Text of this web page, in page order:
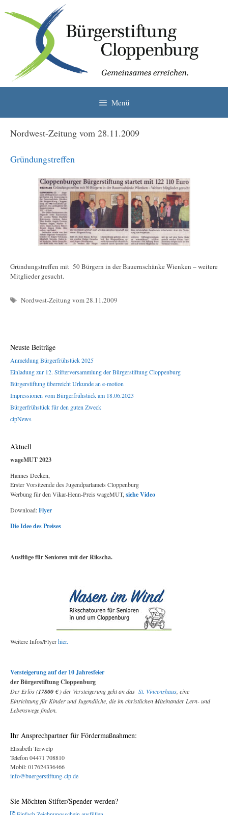
Inhalt
springen
Menü
Nordwest-Zeitung vom 28.11.2009
Gründungstreffen
Gründungstreffen mit 50 Bürgern in der Bauernschänke Wienken – weitere
Mitglieder gesucht.
Schlagwörter
Nordwest-Zeitung vom 28.11.2009
Neuste Beiträge
Anmeldung Bürgerfrühstück 2025
Einladung zur 12. Stifterversammlung der Bürgerstiftung Cloppenburg
Bürgerstiftung überreicht Urkunde an e-motion
Impressionen vom Bürgerfrühstück am 18.06.2023
Bürgerfrühstück für den guten Zweck
clpNews
Aktuell
wageMUT 2023
Hannes Deeken,
Erster Vorsitzende des Jugendparlamets Cloppenburg
Werbung für den Vikar-Henn-Preis wageMUT, siehe Video
Download:Flyer
Die Idee des Preises
Ausflüge für Senioren mit der Rikscha.
Weitere Infos/Flyerhier.
Versteigerung auf der 10 Jahresfeier
der Bürgerstiftung Cloppenburg
Der Erlös (17800 €) der Versteigerung geht an das St. Vincenzhaus , eine
Einrichtung für Kinder und Jugendliche, die im christlichen Miteinander Lern- und
Lebenswege finden.
Ihr Ansprechpartner für Fördermaßnahmen:
Elisabeth Terwelp
Telefon 04471 708810
Mobil: 017624336466
info@buergerstiftung-clp.de
Sie Möchten Stifter/Spender werden?